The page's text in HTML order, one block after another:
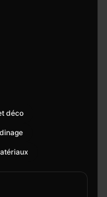
déco